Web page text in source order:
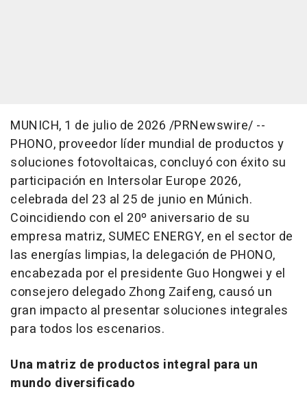
MUNICH, 1 de julio de 2026 /PRNewswire/ --
PHONO, proveedor líder mundial de productos y
soluciones fotovoltaicas, concluyó con éxito su
participación en Intersolar Europe 2026,
celebrada del 23 al 25 de junio en Múnich.
Coincidiendo con el 20º aniversario de su
empresa matriz, SUMEC ENERGY, en el sector de
las energías limpias, la delegación de PHONO,
encabezada por el presidente Guo Hongwei y el
consejero delegado Zhong Zaifeng, causó un
gran impacto al presentar soluciones integrales
para todos los escenarios.
Una matriz de productos integral para un
mundo diversificado